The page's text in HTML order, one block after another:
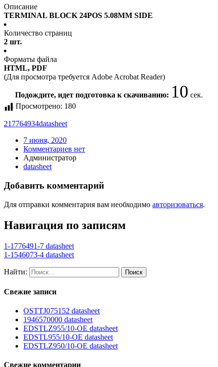
Описание
TERMINAL BLOCK 24POS 5.08MM SIDE
Количество страниц
2 шт.
Форматы файла
HTML, PDF
(Для просмотра требуется Adobe Acrobat Reader)
Подождите, идет подготовка к скачиванию:9сек.
Просмотрено: 180
217764934datasheet
7 июня, 2020
Комментариев нет
Администратор
datasheet
Добавить комментарий
Для отправки комментария вам необходимо авторизоваться.
Навигация по записям
1-1776491-7 datasheet
1-1546073-4 datasheet
Найти:
Свежие записи
OSTTJ075152 datasheet
1946570000 datasheet
EDSTLZ955/10-OE datasheet
EDSTL955/10-OE datasheet
EDSTLZ950/10-OE datasheet
Свежие комментарии